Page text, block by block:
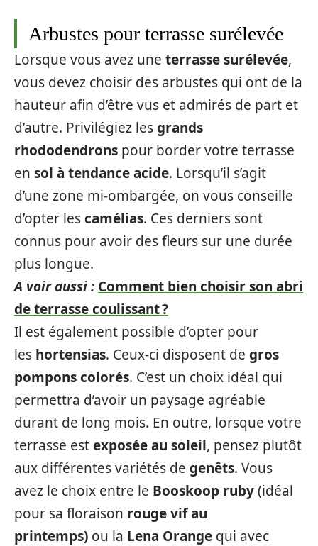
Arbustes pour terrasse surélevée
Lorsque vous avez une terrasse surélevée,
vous devez choisir des arbustes qui ont de la
hauteur afin d’être vus et admirés de part et
d’autre. Privilégiez lesgrands
rhododendrons pour border votre terrasse
en sol à tendance acide. Lorsqu’il s’agit
d’une zone mi-ombargée, on vous conseille
d’opter lescamélias. Ces derniers sont
connus pour avoir des fleurs sur une durée
plus longue.
A voir aussi : Comment bien choisir son abri
de terrasse coulissant ?
Il est également possible d’opter pour
les hortensias. Ceux-ci disposent de gros
pompons colorés. C’est un choix idéal qui
permettra d’avoir un paysage agréable
durant de long mois. En outre, lorsque votre
terrasse estexposée au soleil, pensez plutôt
aux différentes variétés de genêts. Vous
avez le choix entre le Booskoop ruby(idéal
pour sa floraison rouge vif au
printemps) ou la Lena Orange qui avec